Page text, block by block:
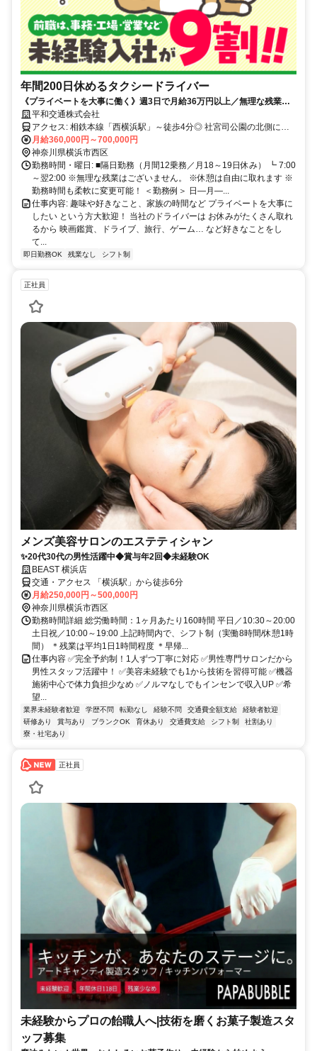
年間200日休めるタクシードライバー
《プライベートを大事に働く》週3日で月給36万円以上／無理な残業な
し／有給も自由に取れる
平和交通株式会社
アクセス: 相鉄本線「西横浜駅」～徒歩4分◎ 社宮司公園の北側にあ
ります！ ★車、バイク通勤OK！
月給360,000円～700,000円
神奈川県横浜市西区
勤務時間・曜日: ■隔日勤務（月間12乗務／月18～19日休み） ┗ 7:00
～翌2:00 ※無理な残業はございません。 ※休憩は自由に取れます ※
勤務時間も柔軟に変更可能！ ＜勤務例＞ 日―月―...
仕事内容: 趣味や好きなこと、家族の時間など プライベートを大事に
したい という方大歓迎！ 当社のドライバーは お休みがたくさん取れ
るから 映画鑑賞、ドライブ、旅行、ゲーム… など好きなことをし
て...
即日勤務OK 残業なし シフト制
正社員
メンズ美容サロンのエステティシャン
✨20代30代の男性活躍中◆賞与年2回◆未経験OK
BEAST 横浜店
交通・アクセス 「横浜駅」から徒歩6分
月給250,000円～500,000円
神奈川県横浜市西区
勤務時間詳細 総労働時間：1ヶ月あたり160時間 平日／10:30～20:00
土日祝／10:00～19:00 上記時間内で、シフト制（実働8時間/休憩1時
間） ＊残業は平均1日1時間程度 ＊早帰...
仕事内容 ✅完全予約制！1人ずつ丁寧に対応 ✅男性専門サロンだから
男性スタッフ活躍中！ ✅美容未経験でも1から技術を習得可能 ✅機器
施術中心で体力負担少なめ ✅ノルマなしでもインセンで収入UP ✅希
望...
業界未経験者歓迎 学歴不問 転勤なし 経験不問 交通費全額支給
経験者歓迎
研修あり
賞与あり ブランクOK 育休あり 交通費支給 シフト制
社割あり
寮・社宅あり
正社員
未経験からプロの飴職人へ|技術を磨くお菓子製造スタ
ッフ募集